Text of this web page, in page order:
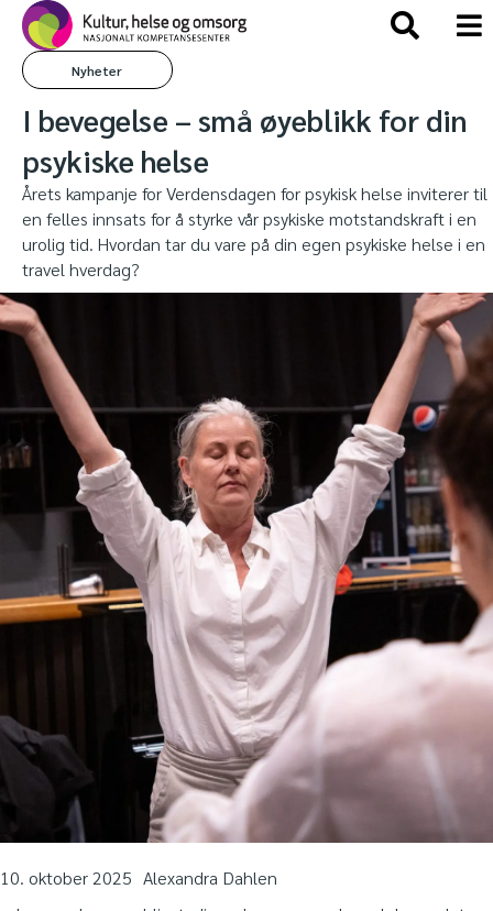
Nyheter
I bevegelse – små øyeblikk for din
psykiske helse
Årets kampanje for Verdensdagen for psykisk helse inviterer til
en felles innsats for å styrke vår psykiske motstandskraft i en
urolig tid. Hvordan tar du vare på din egen psykiske helse i en
travel hverdag?
10. oktober 2025 Alexandra Dahlen